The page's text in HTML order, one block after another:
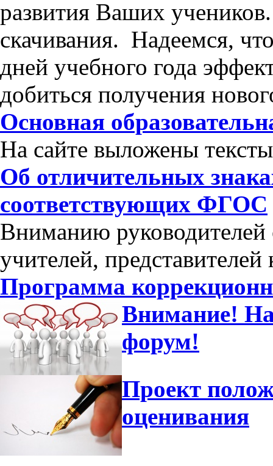
развития Ваших
скачивания. Надеемся,
дней учебного года
добиться получения
Основная
На сайте выложены
Об отличительных
соответствующих ФГОС
Вниманию руководителей
учителей,
Программа
Внимание! На
форум!
Проект
оценивания